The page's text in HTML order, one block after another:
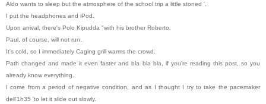
Aldo wants to sleep but the atmosphere of the school trip a little stoned '.
I put the headphones and iPod.
Upon arrival, there's Polo Kipudda "with his brother Roberto.
Paul, of course, will not run.
It's cold, so I immediately Caging grill warms the crowd.
Path changed and made it even faster and bla bla bla, if you're reading this post, so you
already know everything.
I come from a period of negative condition, and as I thought I try to take the pacemaker
dell'1h35 'to let it slide out slowly.